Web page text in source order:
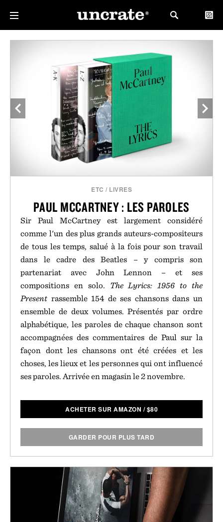
ETC / LIVRES
PAUL MCCARTNEY : LES PAROLES
Sir Paul McCartney est largement considéré
comme l'un des plus grands auteurs-compositeurs
de tous les temps, salué à la fois pour son travail
dans le cadre des Beatles – y compris son
partenariat avec John Lennon – et ses
compositions en solo. The Lyrics: 1956 to the
Present rassemble 154 de ses chansons dans un
ensemble de deux volumes. Présentés par ordre
alphabétique, les paroles de chaque chanson sont
accompagnées des commentaires de Paul sur la
façon dont les chansons ont été créées et les
choses, les lieux et les personnes qui ont influencé
ses paroles. Arrivée en magasin le 2 novembre.
ACHETER SUR AMAZON /$80
GARDER POUR PLUS TARD